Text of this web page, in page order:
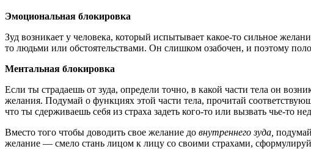
Эмоциональная блокировка
Зуд возникает у человека, который испытывает какое-то сильное
то людьми или обстоятельствами. Он слишком озабочен, и поэтому
Ментальная блокировка
Если ты страдаешь от зуда, определи точно, в какой части тела он
желания. Подумай о функциях этой части тела, прочитай
что ты сдерживаешь себя из страха задеть кого-то или вызвать чье-то
Вместо того чтобы доводить свое желание до внутреннего зуда,
желание — смело стань лицом к лицу со своими страхами,